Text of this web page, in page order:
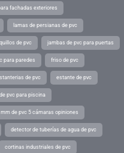
fachadas exteriores
lamas de persianas de pvc
de pvc jambas de pvc para puertas
para paredes friso de pvc
de pvc estante de pvc
pvc para piscina
de pvc 5 cámaras opiniones
detector de tuberías de agua de pvc
cortinas industriales de pvc